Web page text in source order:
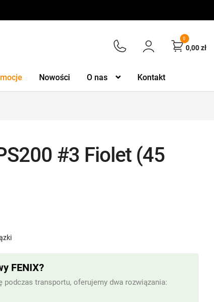
0
0,00zł
Nowości O nas Kontakt
#3 Fiolet (45
FENIX?
podczas transportu, oferujemy dwa rozwiązania: